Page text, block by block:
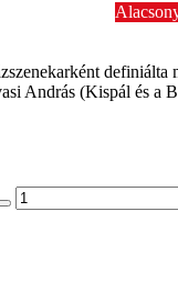
definiálta
András (Kispál és a